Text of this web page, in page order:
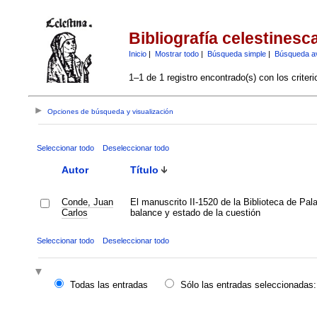
Bibliografía
Inicio| Mostrar todo| Búsqueda simple| Búsqueda
1–1 de 1 registro encontrado(s) con los
Opciones de búsqueda y visualización
Seleccionar todo Deseleccionar todo
Autor Título
Conde, Juan
Carlos
El manuscrito II-1520 de la Biblioteca de
balance y estado de la cuestión
Seleccionar todo Deseleccionar todo
Todas las entradas
Sólo las entradas seleccionadas: